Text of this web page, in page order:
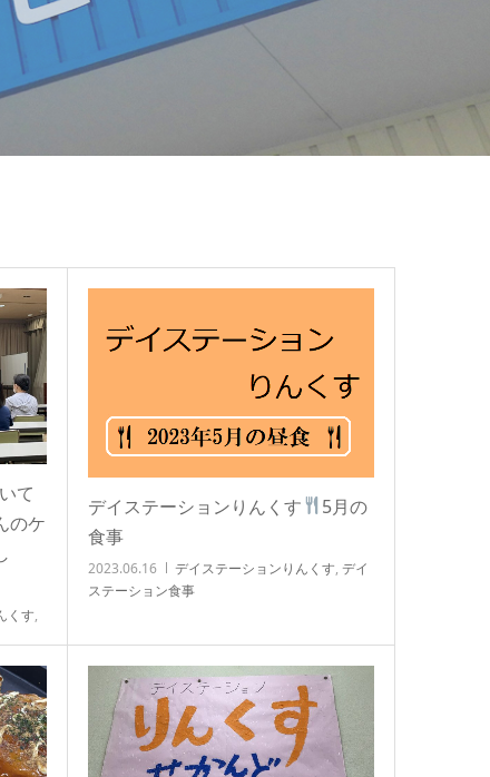
て
のケ
くす,
デイステーションりんくす
5月の
食事
2023.06.16 デイステーションりんくす, デイ
ステーション食事